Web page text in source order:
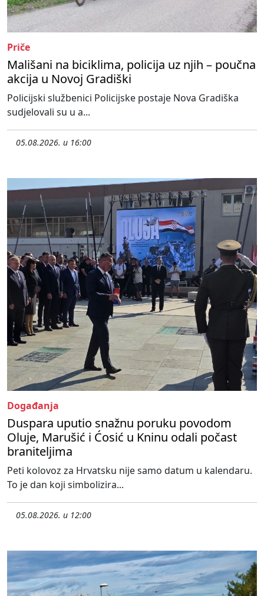
Priče
Mališani na biciklima, policija uz njih – poučna
akcija u Novoj Gradiški
Policijski službenici Policijske postaje Nova Gradiška
sudjelovali su u a...
05.08.2026. u 16:00
Događanja
Duspara uputio snažnu poruku povodom
Oluje, Marušić i Ćosić u Kninu odali počast
braniteljima
Peti kolovoz za Hrvatsku nije samo datum u kalendaru.
To je dan koji simbolizira...
05.08.2026. u 12:00